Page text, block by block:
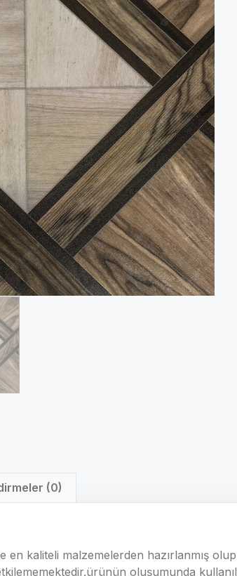
(0)
en kaliteli malzemelerden hazırlanmış
oluşumunda